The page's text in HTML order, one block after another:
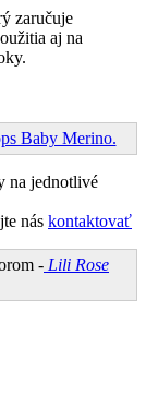
zaručuje
aj na
Baby Merino.
na jednotlivé
nás kontaktovať
- Lili Rose